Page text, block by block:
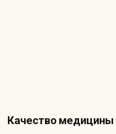
Качество медицины